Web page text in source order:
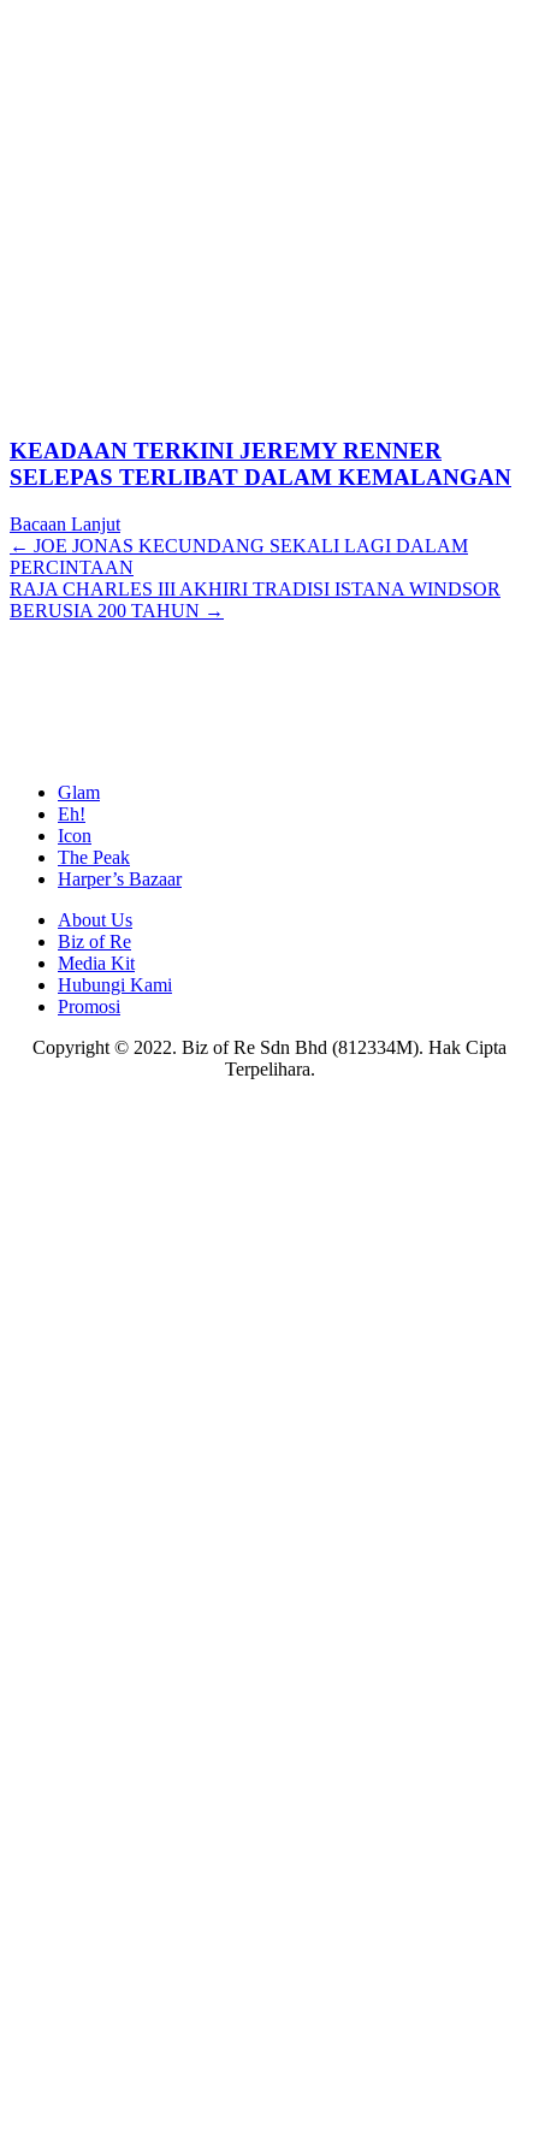
KEADAAN TERKINI JEREMY RENNER
SELEPAS TERLIBAT DALAM KEMALANGAN
Bacaan Lanjut
Posts
navigation
← JOE JONAS KECUNDANG SEKALI LAGI DALAM
PERCINTAAN
RAJA CHARLES III AKHIRI TRADISI ISTANA WINDSOR
BERUSIA 200 TAHUN →
Glam
Eh!
Icon
The Peak
Harper’s Bazaar
About Us
Biz of Re
Media Kit
Hubungi Kami
Promosi
Copyright © 2022. Biz of Re Sdn Bhd (812334M). Hak Cipta
Terpelihara.